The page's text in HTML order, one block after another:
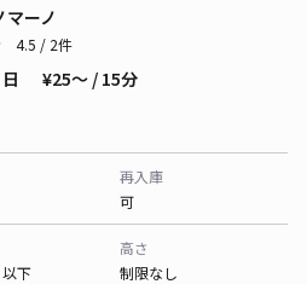
マーノ
4.5 / 2件
¥25〜 / 15分
再入庫
可
下
高さ
制限なし